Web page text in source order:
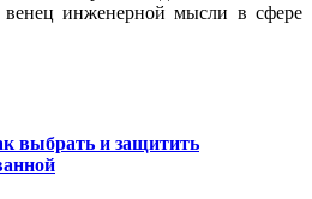
инженерной мысли в сфере
выбрать и защитить